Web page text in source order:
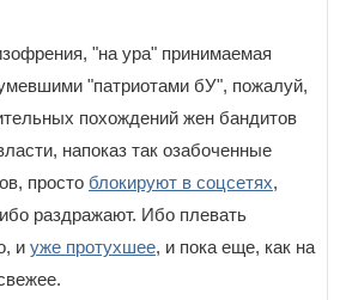
"на ура" принимаемая
"патриотами бУ", пожалуй,
похождений жен бандитов
напоказ так озабоченные
просто блокируют в соцсетях,
раздражают. Ибо плевать
и уже протухшее, и пока еще, как на